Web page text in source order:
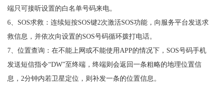
端只可接听设置的白名单号码来电。
6、SOS求救：连续短按SOS键2次激活SOS功能，向服务平台发送求
救信息，并依次向设置的SOS号码循环拨打电话。
7、位置查询：在不能上网或不能使用APP的情况下，SOS号码手机
发送短信指令“DW”至终端，终端则会返回一条粗略的地理位置信
息，2分钟内若卫星定位，则补发一条的位置信息。